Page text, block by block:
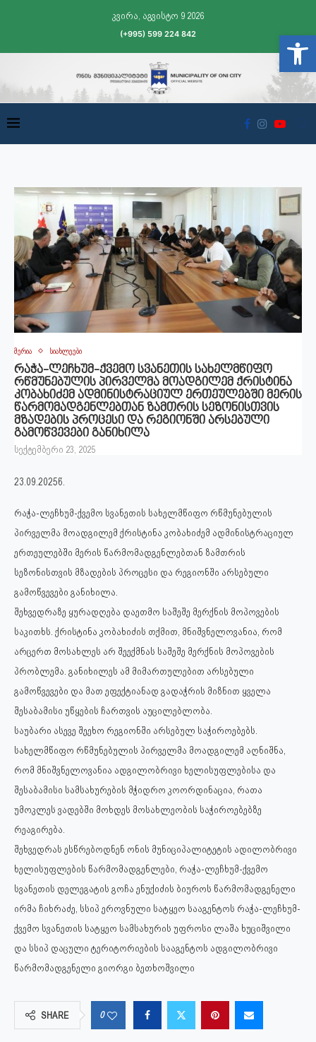
კვირა, აგვისტო 9 2026
(+995) 599 224 842
მერია სიახლეები
რაჭა-ლეჩხუმ-ქვემო სვანეთის სახელმწიფო
რწმუნებულის პირველმა მოადგილემ ქრისტინა
კობახიძემ ადმინისტრაციულ ერთეულებში მერის
წარმომადგენლებთან ზამთრის სეზონისთვის
მზადების პროცესი და რეგიონში არსებული
გამოწვევები განიხილა
სექტემბერი 23, 2025
23.09.2025წ.
რაჭა-ლეჩხუმ-ქვემო სვანეთის სახელმწიფო რწმუნებულის
პირველმა მოადგილემ ქრისტინა კობახიძემ ადმინისტრაციულ
ერთეულებში მერის წარმომადგენლებთან ზამთრის
სეზონისთვის მზადების პროცესი და რეგიონში არსებული
გამოწვევები განიხილა.
შეხვედრაზე ყურადღება დაეთმო საშეშე მერქნის მოპოვების
საკითხს. ქრისტინა კობახიძის თქმით, მნიშვნელოვანია, რომ
არცერთ მოსახლეს არ შეექმნას საშეშე მერქნის მოპოვების
პრობლემა. განიხილეს ამ მიმართულებით არსებული
გამოწვევები და მათ ეფექტიანად გადაჭრის მიზნით ყველა
შესაბამისი უწყების ჩართვის აუცილებლობა.
საუბარი ასევე შეეხო რეგიონში არსებულ საჭიროებებს.
სახელმწიფო რწმუნებულის პირველმა მოადგილემ აღნიშნა,
რომ მნიშვნელოვანია ადგილობრივი ხელისუფლებისა და
შესაბამისი სამსახურების მჭიდრო კოორდინაცია, რათა
უმოკლეს ვადებში მოხდეს მოსახლეობის საჭიროებებზე
რეაგირება.
შეხვედრას ესწრებოდნენ ონის მუნიციპალიტეტის ადილობრივი
ხელისუფლების წარმომადგენლები, რაჭა-ლეჩხუმ-ქვემო
სვანეთის დელეგატის გოჩა ენუქიძის ბიუროს წარმომადგენელი
ირმა ჩიხრაძე, სსიპ ეროვნული სატყეო სააგენტოს რაჭა-ლეჩხუმ-
ქვემო სვანეთის სატყეო სამსახურის უფროსი ლაშა ხუციშვილი
და სსიპ დაცული ტერიტორიების სააგენტოს ადგილობრივი
წარმომადგენელი გიორგი ბეთხოშვილი
SHARE 0